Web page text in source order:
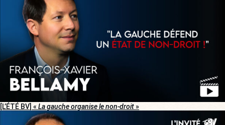
[L’ÉTÉ BV] « La gauche organise le non-droit»